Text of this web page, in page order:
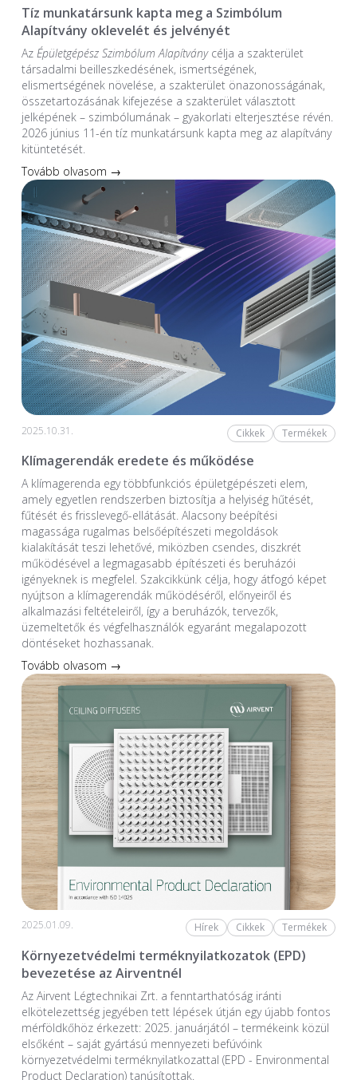
Tíz munkatársunk kapta meg a Szimbólum
Alapítvány oklevelét és jelvényét
Az Épületgépész Szimbólum Alapítványcélja a szakterület
társadalmi beilleszkedésének, ismertségének,
elismertségének növelése, a szakterület önazonosságának,
összetartozásának kifejezése a szakterület választott
jelképének – szimbólumának – gyakorlati elterjesztése révén.
2026 június 11-én tíz munkatársunk kapta meg az alapítvány
kitüntetését.
Tovább olvasom →
2025.10.31. Cikkek Termékek
Klímagerendák eredete és működése
A klímagerenda egy többfunkciós épületgépészeti elem,
amely egyetlen rendszerben biztosítja a helyiség hűtését,
fűtését és frisslevegő-ellátását. Alacsony beépítési
magassága rugalmas belsőépítészeti megoldások
kialakítását teszi lehetővé, miközben csendes, diszkrét
működésével a legmagasabb építészeti és beruházói
igényeknek is megfelel. Szakcikkünk célja, hogy átfogó képet
nyújtson a klímagerendák működéséről, előnyeiről és
alkalmazási feltételeiről, így a beruházók, tervezők,
üzemeltetők és végfelhasználók egyaránt megalapozott
döntéseket hozhassanak.
Tovább olvasom →
2025.01.09. Hírek Cikkek Termékek
Környezetvédelmi terméknyilatkozatok (EPD)
bevezetése az Airventnél
Az Airvent Légtechnikai Zrt. a fenntarthatóság iránti
elkötelezettség jegyében tett lépések útján egy újabb fontos
mérföldkőhöz érkezett: 2025. januárjától – termékeink közül
elsőként – saját gyártású mennyezeti befúvóink
környezetvédelmi terméknyilatkozattal (EPD - Environmental
Product Declaration) tanúsítottak.